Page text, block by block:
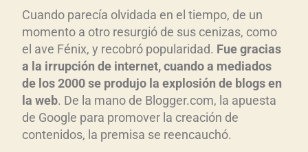
Cuando parecía olvidada en el tiempo, de un
momento a otro resurgió de sus cenizas, como
el ave Fénix, y recobró popularidad. Fue gracias
a la irrupción de internet, cuando a mediados
de los 2000 se produjo la explosión de blogs en
la web. De la mano de Blogger.com, la apuesta
de Google para promover la creación de
contenidos, la premisa se reencauchó.